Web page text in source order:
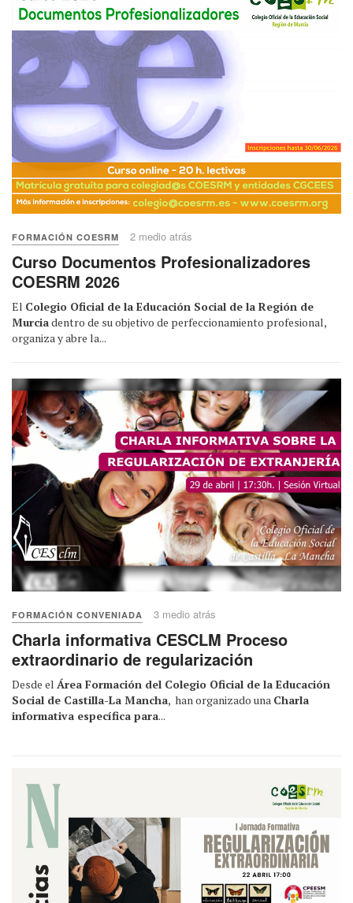
FORMACIÓN COESRM 2 medio atrás
Curso Documentos Profesionalizadores
COESRM 2026
El Colegio Oficial de la Educación Social de la Región de
Murciadentro de su objetivo de perfeccionamiento profesional,
organiza y abre la...
FORMACIÓN CONVENIADA 3 medio atrás
Charla informativa CESCLM Proceso
extraordinario de regularización
Desde el Área Formación del Colegio Oficial de la Educación
Social de Castilla-La Mancha, han organizado una Charla
informativa específica para...